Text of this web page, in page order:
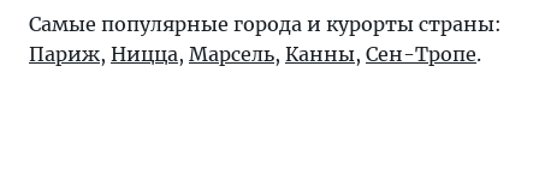
Самые популярные города и курорты страны:
Париж, Ницца, Марсель, Канны, Сен-Тропе.